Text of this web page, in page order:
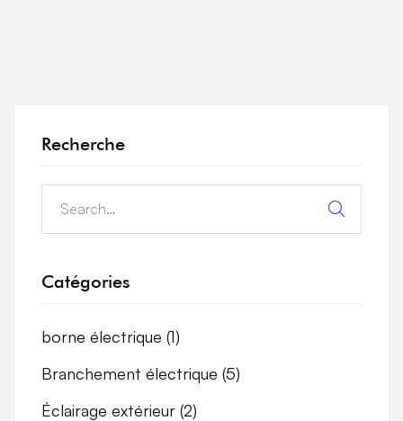
Recherche
Catégories
borne électrique (1)
Branchement électrique (5)
Éclairage extérieur (2)